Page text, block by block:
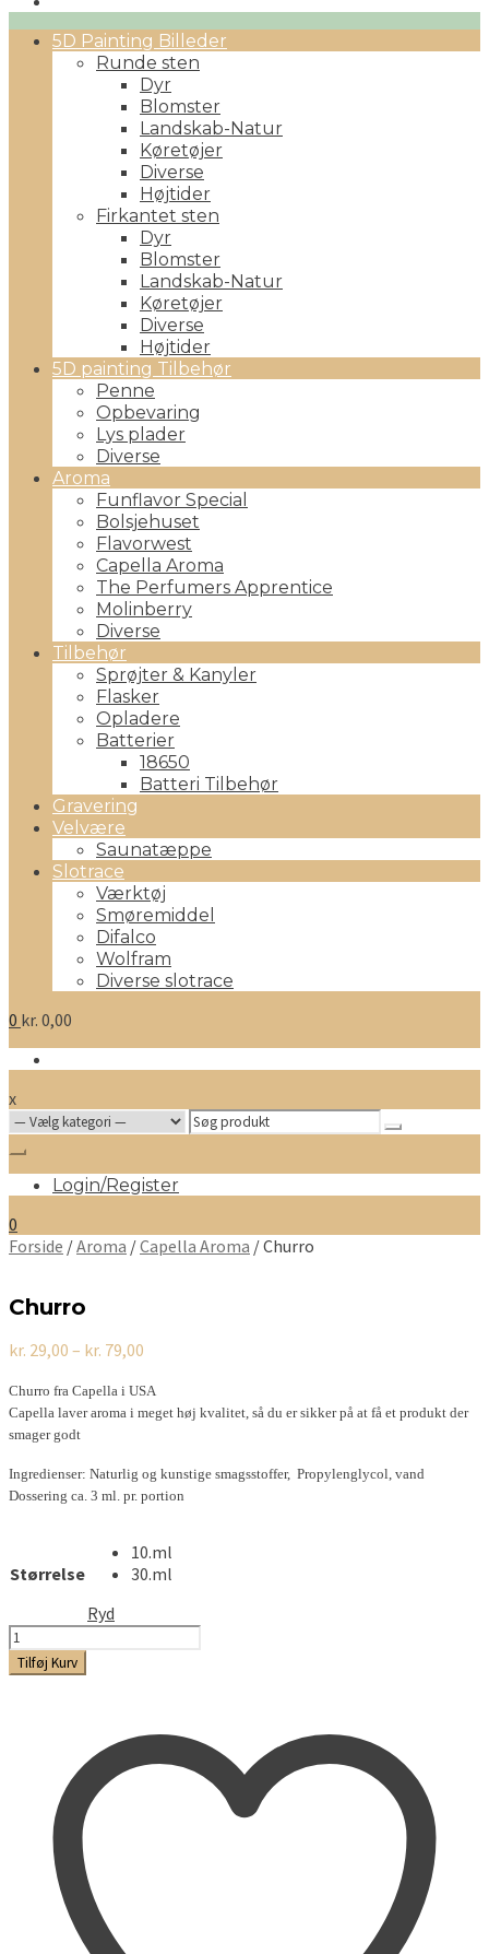
Primary5D Painting Billeder
Runde sten
Dyr
Blomster
Landskab-Natur
Køretøjer
Diverse
Højtider
Firkantet sten
Dyr
Blomster
Landskab-Natur
Køretøjer
Diverse
Højtider
5D painting Tilbehør
Penne
Opbevaring
Lys plader
Diverse
Aroma
Funflavor Special
Bolsjehuset
Flavorwest
Capella Aroma
The Perfumers Apprentice
Molinberry
Diverse
Tilbehør
Sprøjter & Kanyler
Flasker
Opladere
Batterier
18650
Batteri Tilbehør
Gravering
Velvære
Saunatæppe
Slotrace
Værktøj
Smøremiddel
Difalco
Wolfram
Diverse slotrace
0 kr. 0,00
x
Search
for:
Login/Register
0
Forside /Aroma /Capella Aroma / Churro
Churro
kr. 29,00 – kr. 79,00
til
kr. 79,00
Churro fra Capella i USA
Capella laver aroma i meget høj kvalitet, så du er sikker på at få et produkt der
smager godt
Ingredienser: Naturlig og kunstige smagsstoffer, Propylenglycol, vand
Dossering ca. 3 ml. pr. portion
Størrelse
10.ml
30.ml
Ryd
Churro
antal
Tilføj Kurv